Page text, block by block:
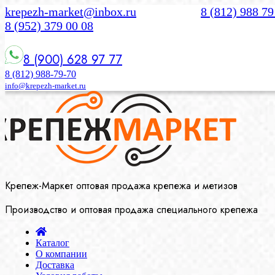
krepezh-market@inbox.ru
8 (812) 988
8 (952) 379 00 08
8 (900) 628 97 77
8 (812) 988-79-70
info@krepezh-market.ru
Крепеж-Маркет оптовая продажа крепежа и метизов
Производство и оптовая продажа специального крепежа
Каталог
О компании
Доставка